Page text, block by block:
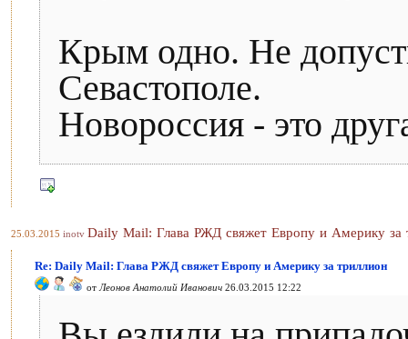
Крым одно. Не
Севастополе.
Новороссия - это
25.03.2015 inotv Daily Mail: Глава РЖД свяжет Европу и Америку за
Re: Daily Mail: Глава РЖД свяжет Европу и Америку за триллион
от Леонов Анатолий Иванович 26.03.2015 12:22